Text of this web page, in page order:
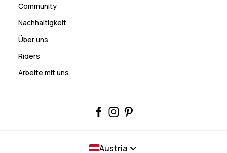
Community
Nachhaltigkeit
Über uns
Riders
Arbeite mit uns
Austria